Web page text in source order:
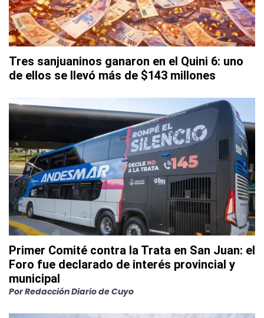
Tres sanjuaninos ganaron en el Quini 6: uno
de ellos se llevó más de $143 millones
Primer Comité contra la Trata en San Juan: el
Foro fue declarado de interés provincial y
municipal
PorRedacción Diario de Cuyo